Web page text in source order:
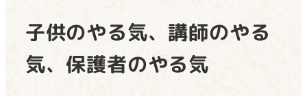
子供のやる気、講師のやる
気、保護者のやる気